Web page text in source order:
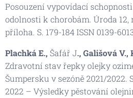
Posouzení vypovídací
odolnosti k chorobám. Úroda12,
příloha. S. 179-184 ISSN 0139-
Plachká E., Šafář J., Gališová
Zdravotní stav řepky olejky
Šumpersku v sezóně 2021/2022.
2022 – Výsledky pěstování